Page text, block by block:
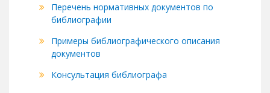
Перечень нормативных документов по
библиографии
Примеры библиографического описания
документов
Консультация библиографа